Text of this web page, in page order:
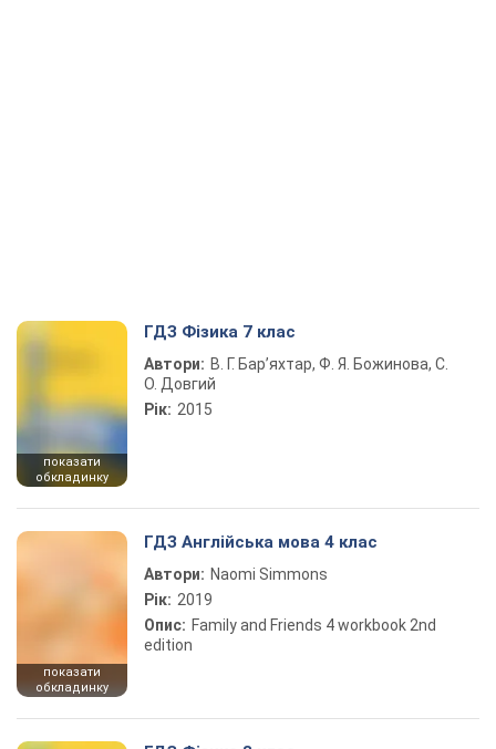
показати
обкладинку
ГДЗ Фізика 7 клас
Автори: В. Г. Бар’яхтар, Ф. Я. Божинова, С.
О. Довгий
Рік: 2015
показати
обкладинку
ГДЗ Англійська мова 4 клас
Автори: Naomi Simmons
Рік: 2019
Опис: Family and Friends 4 workbook 2nd
edition